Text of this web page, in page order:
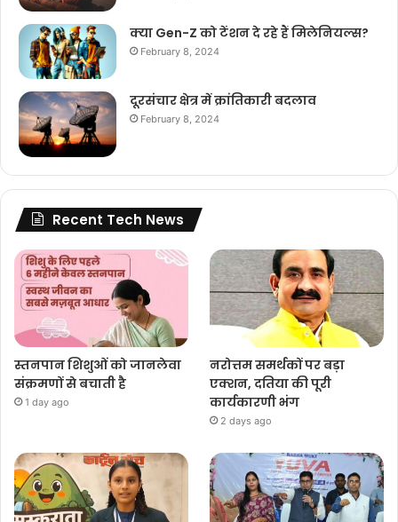
क्या Gen-Z को टेंशन दे रहे हैं मिलेनियल्स?
February 8, 2024
दूरसंचार क्षेत्र में क्रांतिकारी बदलाव
February 8, 2024
Recent Tech News
स्तनपान शिशुओं को जानलेवा
संक्रमणों से बचाती है
1 day ago
नरोत्तम समर्थकों पर बड़ा
एक्शन, दतिया की पूरी
कार्यकारणी भंग
2 days ago